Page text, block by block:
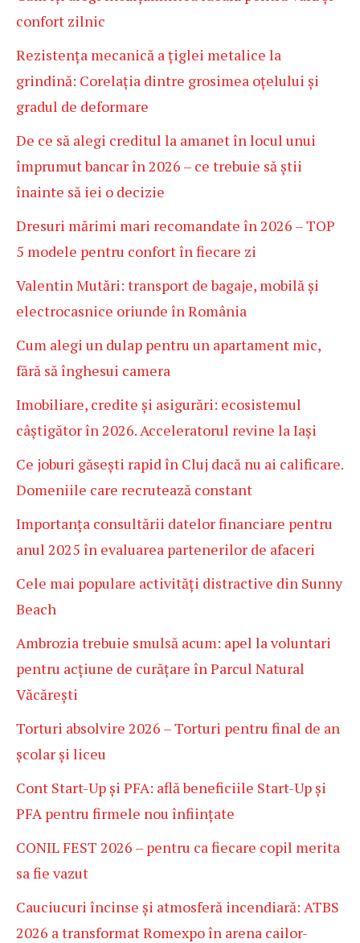
confort zilnic
Rezistența mecanică a țiglei metalice la
grindină: Corelația dintre grosimea oțelului și
gradul de deformare
De ce să alegi creditul la amanet în locul unui
împrumut bancar în 2026 – ce trebuie să știi
înainte să iei o decizie
Dresuri mărimi mari recomandate în 2026 – TOP
5 modele pentru confort în fiecare zi
Valentin Mutări: transport de bagaje, mobilă și
electrocasnice oriunde în România
Cum alegi un dulap pentru un apartament mic,
fără să înghesui camera
Imobiliare, credite și asigurări: ecosistemul
câștigător în 2026. Acceleratorul revine la Iași
Ce joburi găsești rapid în Cluj dacă nu ai calificare.
Domeniile care recrutează constant
Importanța consultării datelor financiare pentru
anul 2025 în evaluarea partenerilor de afaceri
Cele mai populare activități distractive din Sunny
Beach
Ambrozia trebuie smulsă acum: apel la voluntari
pentru acțiune de curățare în Parcul Natural
Văcărești
Torturi absolvire 2026 – Torturi pentru final de an
școlar și liceu
Cont Start-Up și PFA: află beneficiile Start-Up și
PFA pentru firmele nou înființate
CONIL FEST 2026 – pentru ca fiecare copil merita
sa fie vazut
Cauciucuri încinse și atmosferă incendiară: ATBS
2026 a transformat Romexpo în arena cailor-